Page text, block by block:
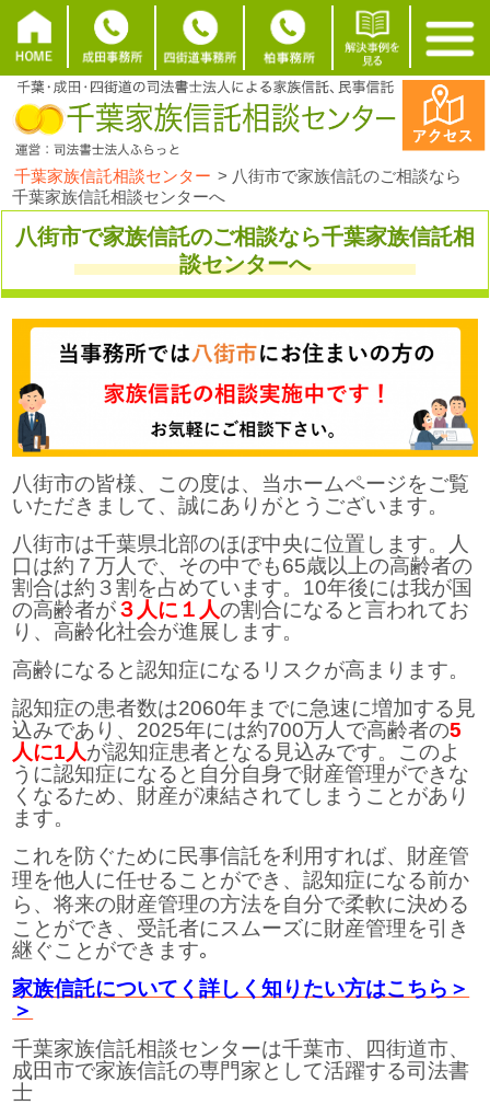
千葉家族信託相談センター > 八街市で家族信託のご相談なら
千葉家族信託相談センターへ
八街市で家族信託のご相談なら千葉家族信託相
談センターへ
八街市の皆様、この度は、当ホームページをご覧
いただきまして、誠にありがとうございます。
八街市は千葉県北部のほぼ中央に位置します。人
口は約７万人で、その中でも65歳以上の高齢者の
割合は約３割を占めています。10年後には我が国
の高齢者が３人に１人の割合になると言われてお
り、高齢化社会が進展します。
高齢になると認知症になるリスクが高まります。
認知症の患者数は2060年までに急速に増加する見
込みであり、2025年には約700万人で高齢者の5
人に1人が認知症患者となる見込みです。このよ
う に認知症になると自分自身で財産管理ができな
くなるため、財産が凍結されてしまうことがあり
ます。
これを防ぐために民事信託を利用すれば、財産管
理を他人に任せることができ、認知症になる前か
ら、将来の財産管理の方法を自分で柔軟に決める
ことができ、受託者にスムーズに財産管理を引き
継ぐことができます｡
家族信託についてく詳しく知りたい方はこちら＞
＞
千葉家族信託相談センターは千葉市、四街道市、
成田市で家族信託の専門家として活躍する司法書
士